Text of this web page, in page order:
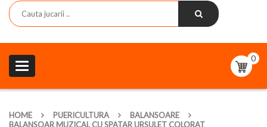
Toggle
navigation
0
HOME PUERICULTURA
BALANSOARE
BALANSOAR MUZICAL CU SPATAR URSULET COLORAT